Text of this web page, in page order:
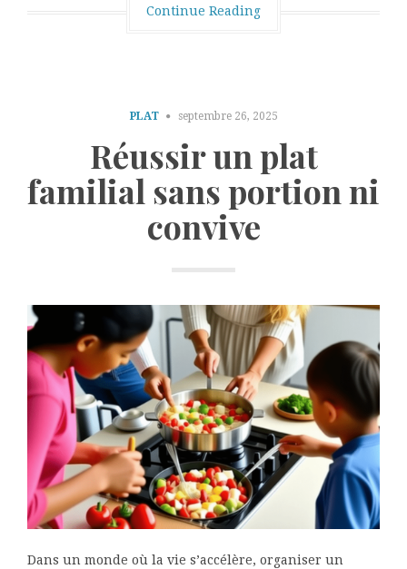
Continue Reading
PLAT septembre 26, 2025
Réussir un plat
familial sans portion ni
convive
Dans un monde où la vie s’accélère, organiser un